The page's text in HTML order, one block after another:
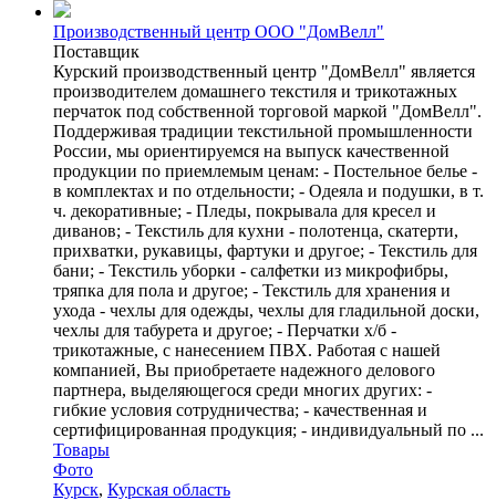
Производственный центр ООО "ДомВелл"
Поставщик
Курский производственный центр "ДомВелл" является
производителем домашнего текстиля и трикотажных
перчаток под собственной торговой маркой "ДомВелл".
Поддерживая традиции текстильной промышленности
России, мы ориентируемся на выпуск качественной
продукции по приемлемым ценам: - Постельное белье -
в комплектах и по отдельности; - Одеяла и подушки, в т.
ч. декоративные; - Пледы, покрывала для кресел и
диванов; - Текстиль для кухни - полотенца, скатерти,
прихватки, рукавицы, фартуки и другое; - Текстиль для
бани; - Текстиль уборки - салфетки из микрофибры,
тряпка для пола и другое; - Текстиль для хранения и
ухода - чехлы для одежды, чехлы для гладильной доски,
чехлы для табурета и другое; - Перчатки х/б -
трикотажные, с нанесением ПВХ. Работая с нашей
компанией, Вы приобретаете надежного делового
партнера, выделяющегося среди многих других: -
гибкие условия сотрудничества; - качественная и
сертифицированная продукция; - индивидуальный по ...
Товары
Фото
Курск, Курская область